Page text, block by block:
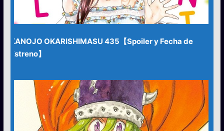
KANOJO OKARISHIMASU 435【Spoiler y Fecha de
Estreno】